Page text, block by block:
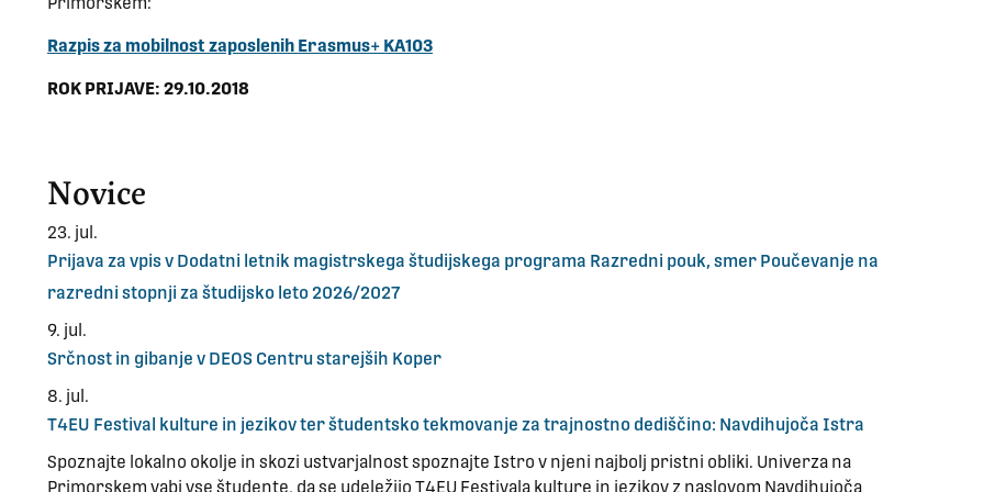
Razpis za mobilnost zaposlenih Erasmus+ KA103
ROK PRIJAVE: 29.10.2018
Novice
23. jul.
Prijava za vpis v Dodatni letnik magistrskega študijskega programa Razredni pouk, smer Poučevanje na
razredni stopnji za študijsko leto 2026/2027
9. jul.
Srčnost in gibanje v DEOS Centru starejših Koper
8. jul.
T4EU Festival kulture in jezikov ter študentsko tekmovanje za trajnostno dediščino: Navdihujoča Istra
Spoznajte lokalno okolje in skozi ustvarjalnost spoznajte Istro v njeni najbolj pristni obliki. Univerza na
Primorskem vabi vse študente, da se udeležijo T4EU Festivala kulture in jezikov z naslovom Navdihujoča